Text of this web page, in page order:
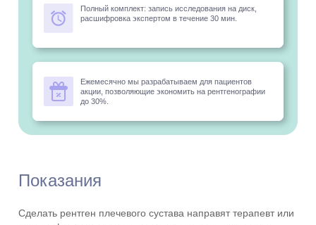
Полный комплект: запись исследования на диск,
расшифровка экспертом в течение 30 мин.
Ежемесячно мы разрабатываем для пациентов
акции, позволяющие экономить на рентгенографии
до 30%.
Показания
Сделать рентген плечевого сустава направят терапевт или